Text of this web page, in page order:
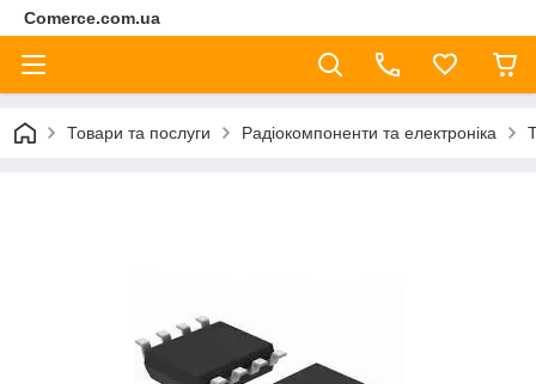
Comerce.com.ua
Товари та послуги Радіокомпоненти та електроніка